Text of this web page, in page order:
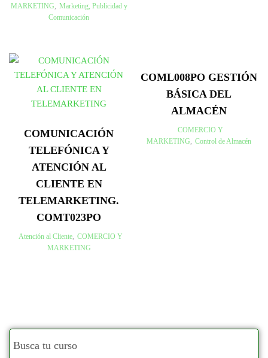
MARKETING, Marketing, Publicidad y
Comunicación
COMUNICACIÓN
TELEFÓNICA Y
ATENCIÓN AL
CLIENTE EN
TELEMARKETING.
COMT023PO
Atención al Cliente, COMERCIO Y
MARKETING
COML008PO GESTIÓN
BÁSICA DEL
ALMACÉN
COMERCIO Y
MARKETING, Control de Almacén
Busca tu curso